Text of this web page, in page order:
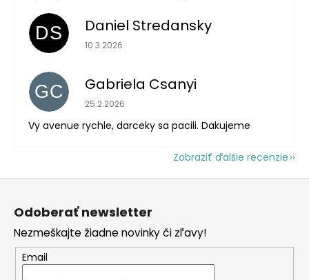
DS Daniel Stredansky
Hodnotenie obchodu je 5 z 5 hviezdičiek.
10.3.2026
GC Gabriela Csanyi
Hodnotenie obchodu je 5 z 5 hviezdičiek.
25.2.2026
Vy avenue rychle, darceky sa pacili. Dakujeme
Zobraziť ďalšie recenzie
Z
Odoberať newsletter
Nezmeškajte žiadne novinky či zľavy!
Email